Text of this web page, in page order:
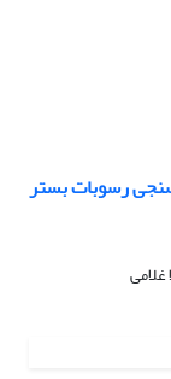
رسوبات بستر